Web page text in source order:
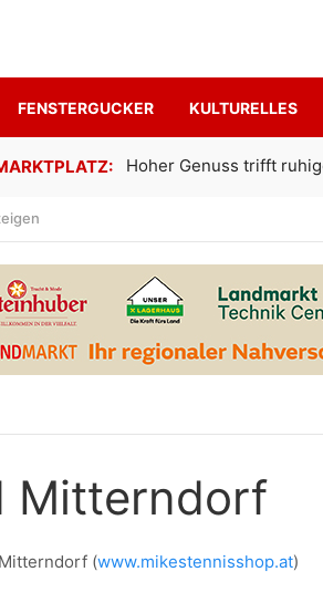
FENSTERGUCKER KULTURELLES
Mitterndorf
(www.mikestennisshop.at)